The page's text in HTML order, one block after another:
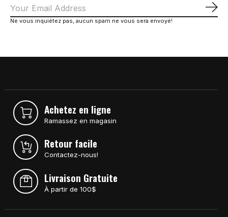
Ne vous inquiétez pas, aucun spam ne vous sera envoyé!
Achetez en ligne
Ramassez en magasin
Retour facile
Contactez-nous!
Livraison Gratuite
À partir de 100$